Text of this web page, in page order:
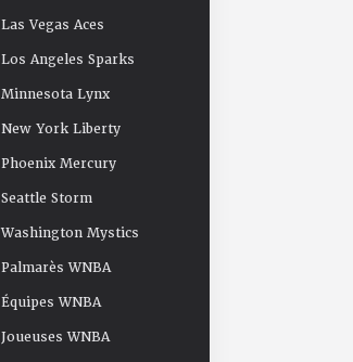
Las Vegas Aces
Los Angeles Sparks
Minnesota Lynx
New York Liberty
Phoenix Mercury
Seattle Storm
Washington Mystics
Palmarès WNBA
Équipes WNBA
Joueuses WNBA